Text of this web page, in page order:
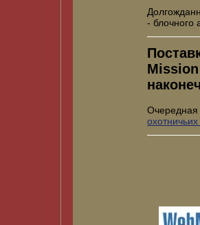
- блочного
Очередная